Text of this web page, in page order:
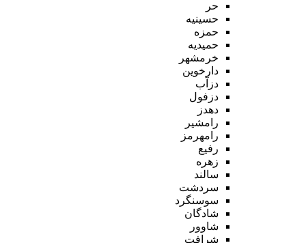
حر
حسینیه
حمزه
حمیدیه
خرمشهر
دارخوین
دزآب
دزفول
دهدز
رامشیر
رامهرمز
رفیع
زهره
سالند
سردشت
سوسنگرد
شادگان
شاوور
شرافت